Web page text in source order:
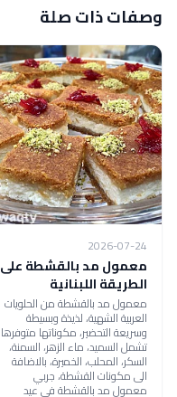
وصفات ذات صلة
2026-07-24
معمول مد بالقشطة على
الطريقة اللبنانية
معمول مد بالقشطة من الحلويات
العربية الشهية، لذيذة وبسيطة
وسريعة التحضير، مكوناتها متوفرها
تشمل السميد، ماء الزهر، السمنة،
السكر، المحلب، الخميرة، بالاضافة
الى مكونات القشطة، جربي
معمول مد بالقشطة في عيد